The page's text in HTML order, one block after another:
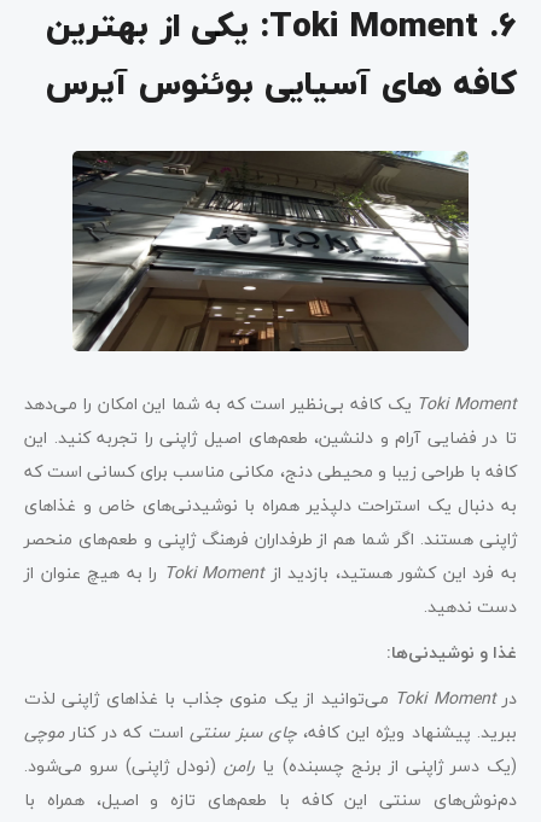
6. Toki Moment: یکی از بهترین
کافه های آسیایی بوئنوس آیرس
Toki Moment یک کافه بی‌نظیر است که به شما این امکان را می‌دهد
تا در فضایی آرام و دلنشین، طعم‌های اصیل ژاپنی را تجربه کنید. این
کافه با طراحی زیبا و محیطی دنج، مکانی مناسب برای کسانی است که
به دنبال یک استراحت دلپذیر همراه با نوشیدنی‌های خاص و غذاهای
ژاپنی هستند. اگر شما هم از طرفداران فرهنگ ژاپنی و طعم‌های منحصر
به فرد این کشور هستید، بازدید ازToki Moment را به هیچ عنوان از
دست ندهید.
غذا و نوشیدنی‌ها:
درToki Moment می‌توانید از یک منوی جذاب با غذاهای ژاپنی لذت
ببرید. پیشنهاد ویژه این کافه،چای سبز سنتیاست که در کنار موچی
(یک دسر ژاپنی از برنج چسبنده) یا رامن(نودل ژاپنی) سرو می‌شود.
دم‌نوش‌های سنتی این کافه با طعم‌های تازه و اصیل، همراه با